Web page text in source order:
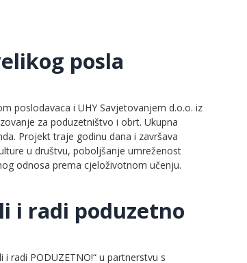
posla
poslodavaca i UHY Savjetovanjem d.o.o. iz
za poduzetništvo i obrt. Ukupna
Projekt traje godinu dana i završava
u društvu, poboljšanje umreženost
odnosa prema cjeloživotnom učenju.
i radi poduzetno
radi PODUZETNO!“ u partnerstvu s